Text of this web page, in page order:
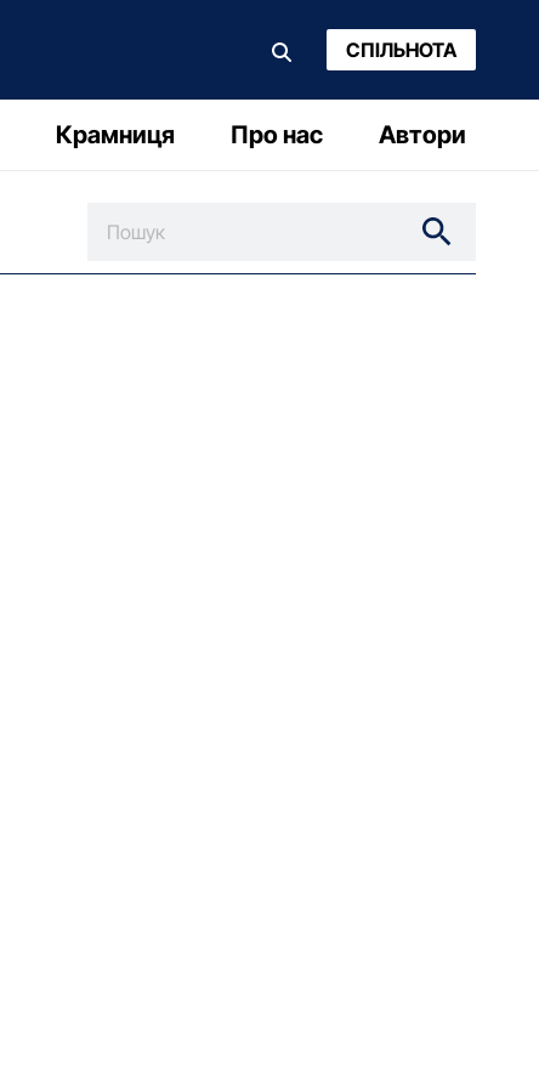
СПІЛЬНОТА
Крамниця Про нас Автори